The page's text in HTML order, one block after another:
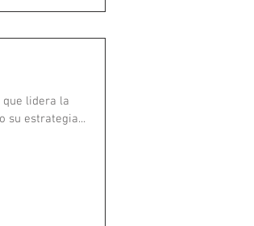
que lidera la
su estrategia...